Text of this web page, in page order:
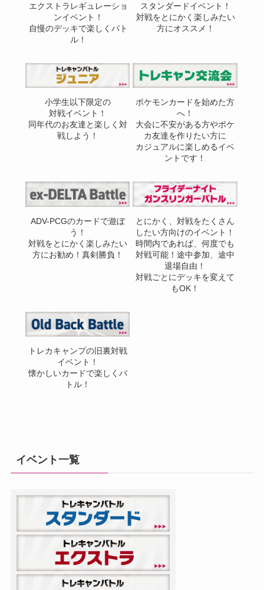
エクストラレギュレーショ
ンイベント！
自慢のデッキで楽しくバト
ル！
スタンダードイベント！
対戦をとにかく楽しみたい
方にオススメ！
小学生以下限定の
対戦イベント！
同年代のお友達と楽しく対
戦しよう！
ポケモンカードを始めた方
へ！
大会に不安がある方やポケ
カ友達を作りたい方に
カジュアルに楽しめるイベ
ントです！
ADV-PCGのカードで遊ぼ
う！
対戦をとにかく楽しみたい
方にお勧め！真剣勝負！
とにかく、対戦をたくさん
したい方向けのイベント！
時間内であれば、何度でも
対戦可能！途中参加、途中
退場自由！
対戦ごとにデッキを変えて
もOK！
トレカキャンプの旧裏対戦
イベント！
懐かしいカードで楽しくバ
トル！
イベント一覧